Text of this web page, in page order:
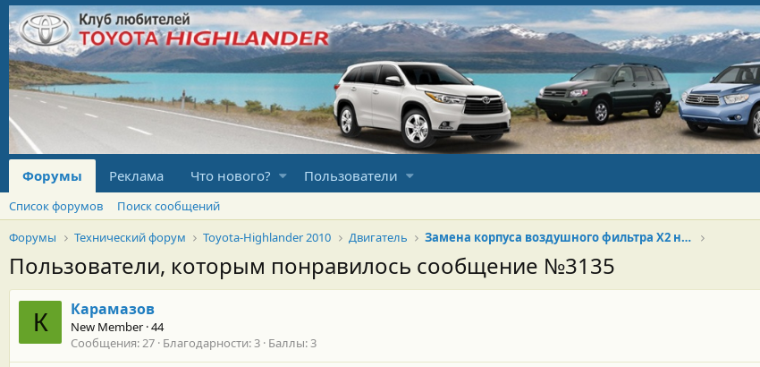
Форумы Реклама Что нового? Пользователи
Список форумов
Поиск сообщений
Форумы
Технический форум Toyota-Highlander 2010 Двигатель Замена корпуса воздушного фильтра Х2 на Х3
Пользователи, которым понравилось сообщение №3135
К Карамазов
New Member ·44
Сообщения 27 Благодарности 3 Баллы 3